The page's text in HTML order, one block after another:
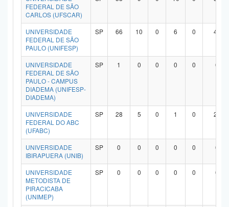
FEDERAL DE SÃO
CARLOS (UFSCAR)
UNIVERSIDADE
FEDERAL DE SÃO
PAULO (UNIFESP)
SP 66 10 0 6 0 47
UNIVERSIDADE
FEDERAL DE SÃO
PAULO - CAMPUS
DIADEMA (UNIFESP-
DIADEMA)
SP 1 0 0 0 0 0
UNIVERSIDADE
FEDERAL DO ABC
(UFABC)
SP 28 5 0 1 0 20
UNIVERSIDADE
IBIRAPUERA (UNIB)
SP 0 0 0 0 0 0
UNIVERSIDADE
METODISTA DE
PIRACICABA
(UNIMEP)
SP 0 0 0 0 0 0